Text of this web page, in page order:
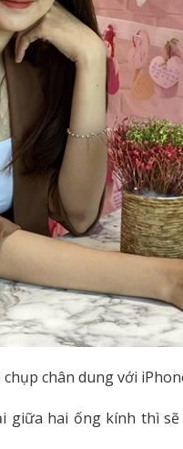
chụp chân dung với
giữa hai ống kính thì